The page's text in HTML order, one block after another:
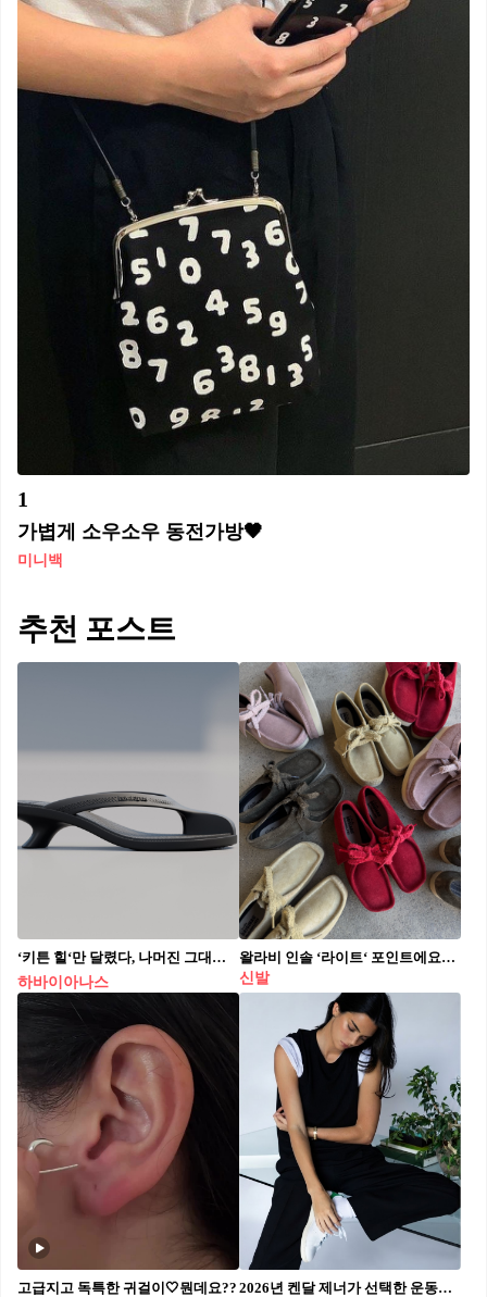
1
가볍게 소우소우 동전가방🖤
미니백
추천 포스트
‘키튼 힐‘만 달렸다, 나머진 그대로👠
하바이아나스
왈라비 인솔 ‘라이트‘ 포인트에요💛❤️
신발
고급지고 독특한 귀걸이🤍뭔데요??
2026년 켄달 제너가 선택한 운동화👟